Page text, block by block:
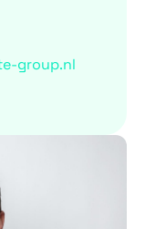
group.nl